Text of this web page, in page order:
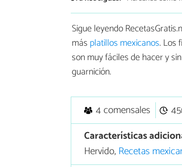
Sigue leyendo
más platillos mexicanos. Los
son muy fáciles de hacer y
guarnición.
4 comensales
Características
Hervido,Recetas